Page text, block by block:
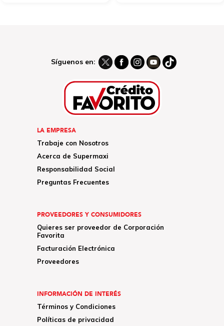
Síguenos en:
LA EMPRESA
Trabaje con Nosotros
Acerca de Supermaxi
Responsabilidad Social
Preguntas Frecuentes
PROVEEDORES Y CONSUMIDORES
Quieres ser proveedor de Corporación
Favorita
Facturación Electrónica
Proveedores
INFORMACIÓN DE INTERÉS
Términos y Condiciones
Políticas de privacidad